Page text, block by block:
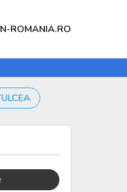
ROMANIA.RO